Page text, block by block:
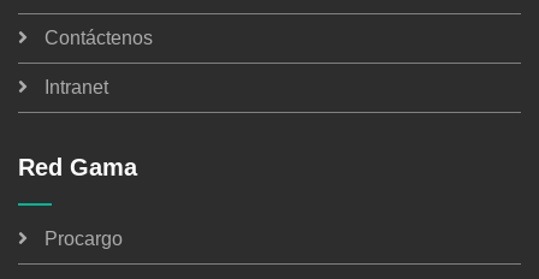
Contáctenos
Intranet
Red Gama
Procargo